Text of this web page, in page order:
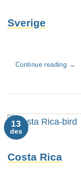
Sverige
Continue reading →
13
des
Costa Rica